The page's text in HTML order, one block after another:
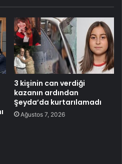
3 kişinin can verdiği
kazanın ardından
Şeyda’da kurtarılamadı
Ağustos 7, 2026